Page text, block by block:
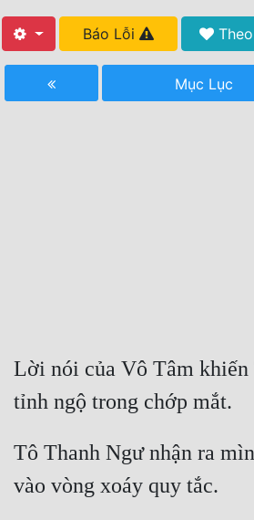
Truyện Mới Ra
Hoàn Thành
Cung Đấu
Cổ Tiên Hiệp
Báo Lỗi
Mục Lục
Lời nói của Vô Tâm khiến
tỉnh ngộ trong chớp mắt.
Tô Thanh Ngư nhận ra
vào vòng xoáy quy tắc.